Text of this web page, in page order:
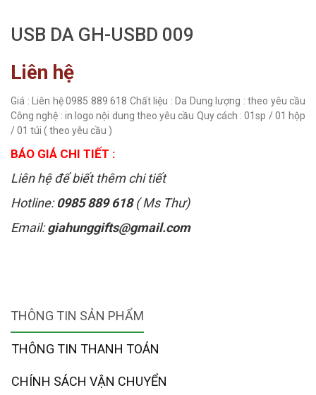
USB DA GH-USBD 009
Liên hệ
Giá : Liên hệ 0985 889 618 Chất liệu : Da Dung lượng : theo yêu cầu
Công nghệ : in logo nội dung theo yêu cầu Quy cách : 01sp / 01 hộp
/ 01 túi ( theo yêu cầu )
BÁO GIÁ CHI TIẾT :
Liên hệ để biết thêm chi tiết
Hotline:0985 889 618( Ms Thư)
Email:giahunggifts@gmail.com
THÔNG TIN SẢN PHẨM
THÔNG TIN THANH TOÁN
CHÍNH SÁCH VẬN CHUYỂN